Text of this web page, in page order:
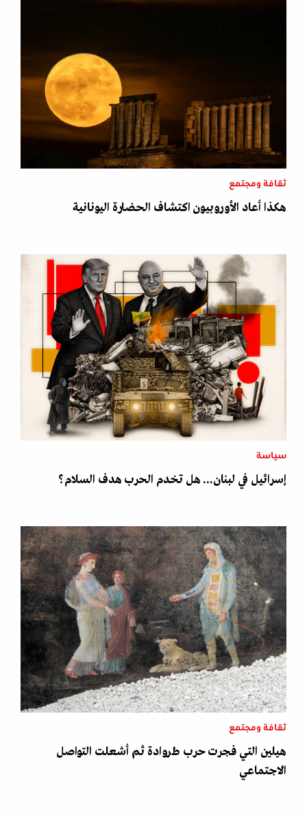
ثقافة ومجتمع
هكذا أعاد الأوروبيون اكتشاف الحضارة اليونانية
سياسة
إسرائيل في لبنان... هل تخدم الحرب هدف السلام؟
ثقافة ومجتمع
هيلين التي فجرت حرب طروادة ثم أشعلت التواصل
الاجتماعي